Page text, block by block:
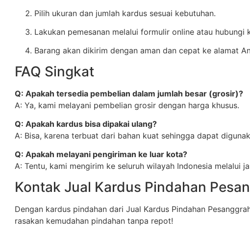
Pilih ukuran dan jumlah kardus sesuai kebutuhan.
Lakukan pemesanan melalui formulir online atau
Barang akan dikirim dengan aman dan cepat ke alamat
FAQ Singkat
Q: Apakah tersedia pembelian dalam jumlah besar (grosir)?
A: Ya, kami melayani pembelian grosir dengan harga khusus.
Q: Apakah kardus bisa dipakai ulang?
A: Bisa, karena terbuat dari bahan kuat sehingga dapat
Q: Apakah melayani pengiriman ke luar kota?
A: Tentu, kami mengirim ke seluruh wilayah Indonesia melalui
Kontak Jual Kardus Pindahan
Dengan kardus pindahan dari Jual Kardus Pindahan
rasakan kemudahan pindahan tanpa repot!